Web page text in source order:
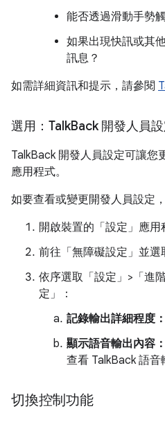
能否透過滑動手勢
如果出現快訊或其
訊息？
如需詳細資訊和提示，請參閱
選用：TalkBack 開發人員
TalkBack 開發人員設定可讓您
應用程式。
如要查看或變更開發人員設定
開啟裝置的「設定」應用
前往「無障礙設定」 並選
依序選取「設定」>「進
定」
：
記錄輸出詳細程度：
顯示語音輸出內容：
查看 TalkBack 語音
切換控制功能